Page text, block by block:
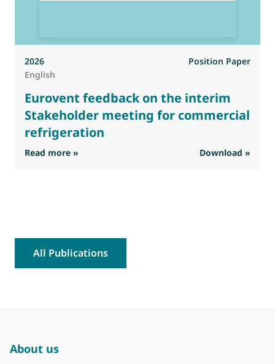
2026
Position Paper
English
Eurovent feedback on the interim
Stakeholder meeting for commercial
refrigeration
Read more » : Eurovent feedback on the interim
Download »
All Publications
About us